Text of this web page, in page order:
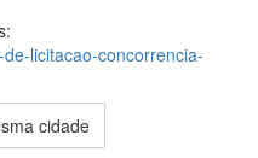
licitacao-concorrencia-
cidade